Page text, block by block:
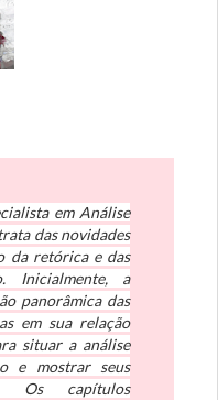
em Análise
das novidades
da retórica e das
Inicialmente, a
panorâmica das
em sua relação
situar a análise
e mostrar seus
Os capítulos